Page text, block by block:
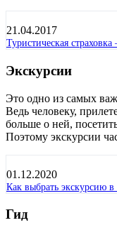
21.04.2017
Туристическая
Экскурсии
Это одно из самых
Ведь человеку,
больше о ней,
Поэтому экскурсии
01.12.2020
Как выбрать экскурсию в
Гид